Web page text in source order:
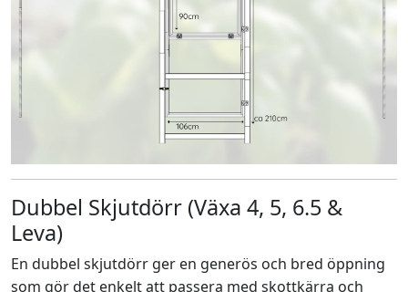
Dubbel Skjutdörr (Växa 4, 5, 6.5 &
Leva)
En dubbel skjutdörr ger en generös och bred öppning
som gör det enkelt att passera med skottkärra och